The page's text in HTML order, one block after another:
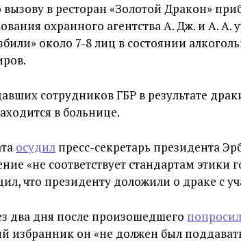
вызову в ресторан «Золотой Дракон»
охранного агентства А. Дж. и А. А.
около 7-8 лиц в состоянии
сотрудников ГБР в результате
в больнице.
осудил пресс-секретарь президента
«не соответствует стандартам этики
что президенту доложили о драке с
два дня после произошедшего попросил
избранник он «не должен был